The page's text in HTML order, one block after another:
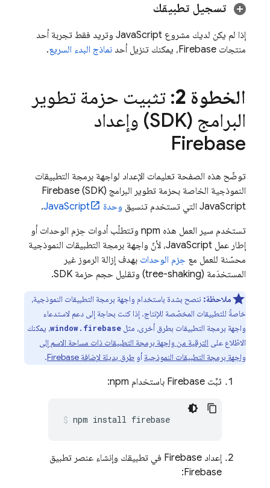
تسجيل تطبيقك
إذا لم يكن لديك مشروع JavaScript وتريد فقط تجربة أحد
منتجات Firebase، يمكنك تنزيل أحد
نماذج البدء السريع.
الخطوة 2
: تثبيت حزمة تطوير
البرامج (SDK) وإعداد
Firebase
توضّح هذه الصفحة تعليمات الإعداد لواجهة برمجة التطبيقات
النموذجية الخاصة بحزمة تطوير البرامج (SDK)
Firebase
JavaScript التي تستخدم تنسيق وحدة JavaScript
.
تستخدم سير العمل هذه npm وتتطلّب أدوات حِزم الوحدات أو
إطار عمل JavaScript، لأنّ واجهة برمجة التطبيقات النموذجية
محسّنة للعمل مع حِزم الوحدات بهدف إزالة الرموز غير
المستخدَمة (tree-shaking) وتقليل حجم حزمة SDK.
ملاحظة: ننصح بشدة باستخدام واجهة برمجة التطبيقات النموذجية،
خاصةً للتطبيقات المخصّصة للإنتاج. إذا كنت بحاجة إلى دعم لاستدعاء
واجهة برمجة التطبيقات بطرق أخرى، مثل window.firebase، يمكنك
الاطّلاع على الترقية من واجهة برمجة التطبيقات ذات مساحة الاسم إلى
واجهة برمجة التطبيقات النموذجية أو طرق بديلة لإضافة Firebase .
ثبِّت Firebase باستخدام npm:
npm install firebase
إعداد Firebase في تطبيقك وإنشاء عنصر تطبيق
Firebase: